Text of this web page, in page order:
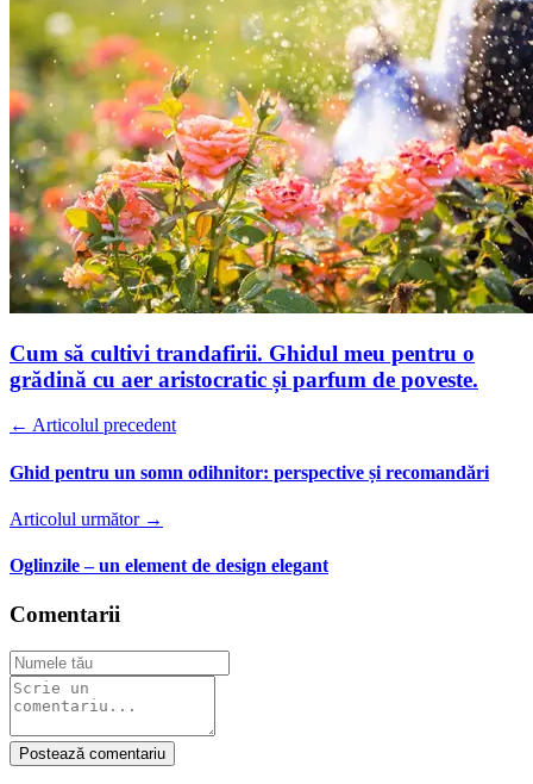
Cum să cultivi trandafirii. Ghidul meu pentru o
grădină cu aer aristocratic și parfum de poveste.
← Articolul precedent
Ghid pentru un somn odihnitor: perspective și recomandări
Articolul următor →
Oglinzile – un element de design elegant
Comentarii
Postează comentariu